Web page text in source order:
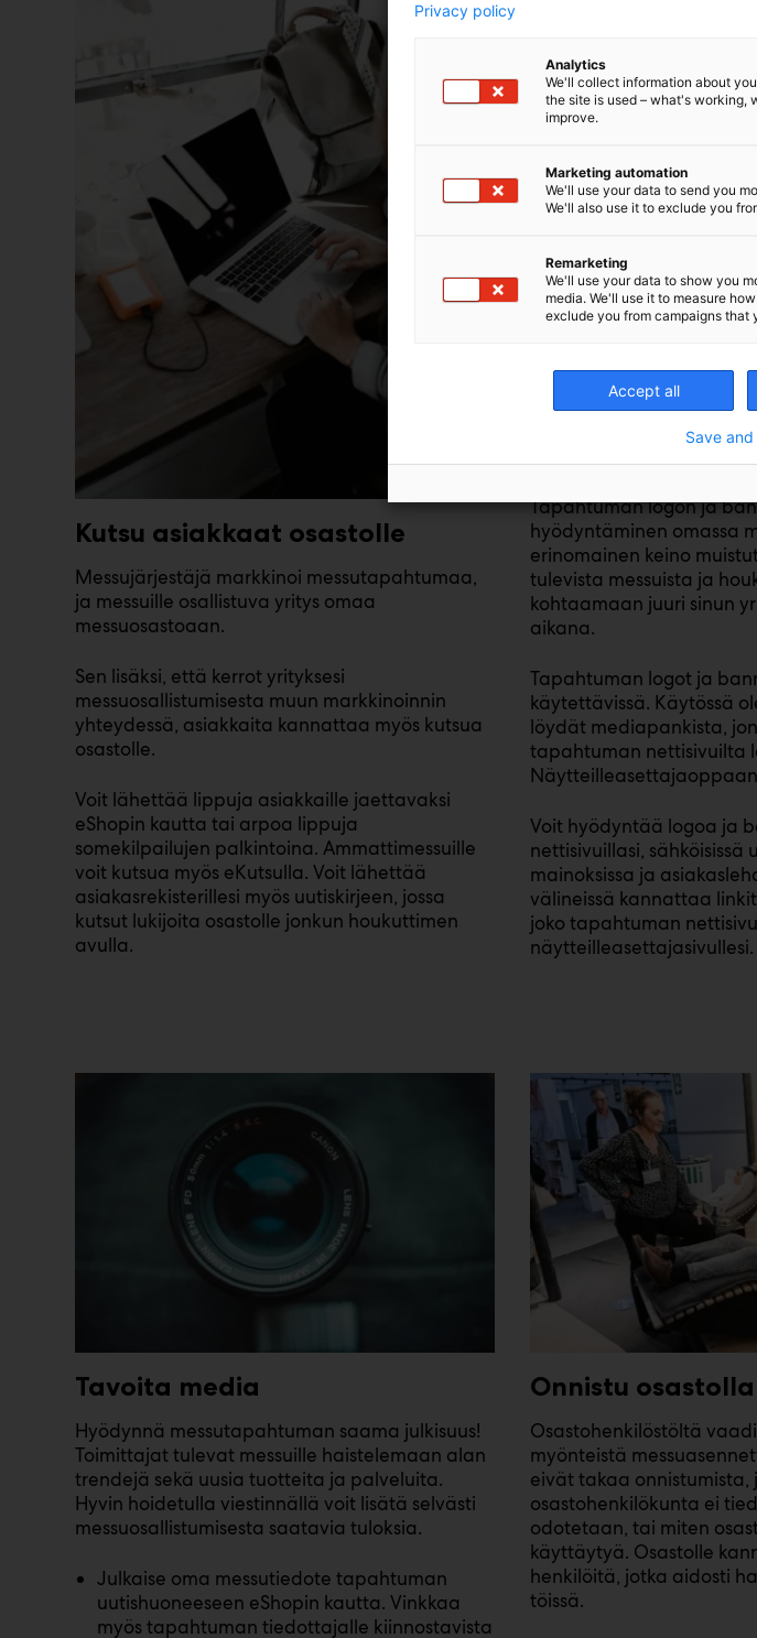
Kutsu asiakkaat osastolle
Messujärjestäjä markkinoi messutapahtumaa,
ja messuille osallistuva yritys omaa
messuosastoaan.
Sen lisäksi, että kerrot yrityksesi
messuosallistumisesta muun markkinoinnin
yhteydessä, asiakkaita kannattaa myös kutsua
osastolle.
Voit lähettää lippuja asiakkaille jaettavaksi
eShopin kautta tai arpoa lippuja
somekilpailujen palkintoina. Ammattimessuille
voit kutsua myös eKutsulla. Voit lähettää
asiakasrekisterillesi myös uutiskirjeen, jossa
kutsut lukijoita osastolle jonkun houkuttimen
avulla.
Markkinoi
Tapahtuman logon ja
hyödyntäminen omassa
erinomainen keino
tulevista messuista ja
kohtaamaan juuri sinun
aikana.
Tapahtuman logot ja
käytettävissä. Käytössä
löydät mediapankista,
tapahtuman nettisivuilta
Voit hyödyntää logoa ja
nettisivuillasi, sähköisissä
mainoksissa ja
välineissä kannattaa
joko tapahtuman
näytteilleasettajasivullesi.
Tavoita media
Hyödynnä messutapahtuman saama julkisuus!
Toimittajat tulevat messuille haistelemaan alan
trendejä sekä uusia tuotteita ja palveluita.
Hyvin hoidetulla viestinnällä voit lisätä selvästi
messuosallistumisesta saatavia tuloksia.
Julkaise oma messutiedote tapahtuman
uutishuoneeseen eShopin kautta. Vinkkaa
myös tapahtuman tiedottajalle kiinnostavista
Onnistu osastolla
Osastohenkilöstöltä
myönteistä
eivät takaa onnistumista,
osastohenkilökunta ei
odotetaan, tai miten
käyttäytyä. Osastolle
henkilöitä, jotka aidosti
töissä.
Privacy policy
Analytics
We'll collect information about
the site is used – what's working,
improve.
Marketing automation
We'll use your data to send you
We'll also use it to exclude you
Remarketing
We'll use your data to show you
media. We'll use it to measure
exclude you from campaigns that
Accept all
Save